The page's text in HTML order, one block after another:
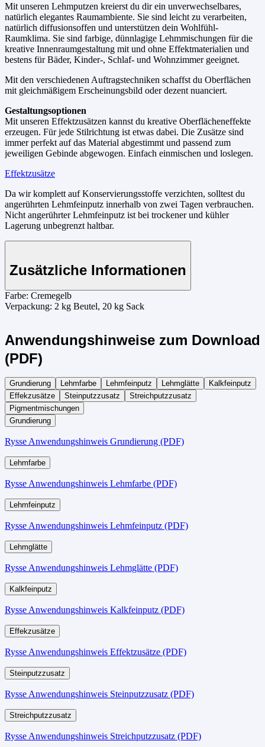
Mit unseren Lehmputzen kreierst du dir ein unverwechselbares,
natürlich elegantes Raumambiente. Sie sind leicht zu verarbeiten,
natürlich diffusionsoffen und unterstützen dein Wohlfühl-
Raumklima. Sie sind farbige, dünnlagige Lehmmischungen für die
kreative Innenraumgestaltung mit und ohne Effektmaterialien und
bestens für Bäder, Kinder-, Schlaf- und Wohnzimmer geeignet.
Mit den verschiedenen Auftragstechniken schaffst du Oberflächen
mit gleichmäßigem Erscheinungsbild oder dezent nuanciert.
Gestaltungsoptionen
Mit unseren Effektzusätzen kannst du kreative Oberflächeneffekte
erzeugen. Für jede Stilrichtung ist etwas dabei. Die Zusätze sind
immer perfekt auf das Material abgestimmt und passend zum
jeweiligen Gebinde abgewogen. Einfach einmischen und loslegen.
Effektzusätze
Da wir komplett auf Konservierungsstoffe verzichten, solltest du
angerührten Lehmfeinputz innerhalb von zwei Tagen verbrauchen.
Nicht angerührter Lehmfeinputz ist bei trockener und kühler
Lagerung unbegrenzt haltbar.
Zusätzliche Informationen
Farbe: Cremegelb
Verpackung: 2 kg Beutel, 20 kg Sack
Anwendungshinweise zum Download
(PDF)
Grundierung Lehmfarbe Lehmfeinputz Lehmglätte
Kalkfeinputz
Effekzusätze
Steinputzzusatz
Streichputzzusatz
Pigmentmischungen
Grundierung
Rysse Anwendungshinweis Grundierung (PDF)
Lehmfarbe
Rysse Anwendungshinweis Lehmfarbe (PDF)
Lehmfeinputz
Rysse Anwendungshinweis Lehmfeinputz (PDF)
Lehmglätte
Rysse Anwendungshinweis Lehmglätte (PDF)
Kalkfeinputz
Rysse Anwendungshinweis Kalkfeinputz (PDF)
Effekzusätze
Rysse Anwendungshinweis Effektzusätze (PDF)
Steinputzzusatz
Rysse Anwendungshinweis Steinputzzusatz (PDF)
Streichputzzusatz
Rysse Anwendungshinweis Streichputzzusatz (PDF)